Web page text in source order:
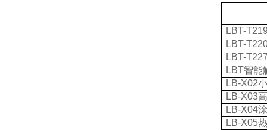
LBT-
LBT-
LBT-
LBT智能
LB-X02
LB-X03
LB-X04
LB-X05